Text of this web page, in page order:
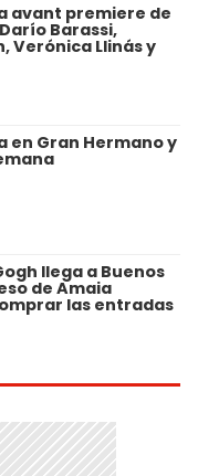
avant premiere de
Barassi,
Verónica Llinás y
en Gran Hermano y
llega a Buenos
de Amaia
las entradas